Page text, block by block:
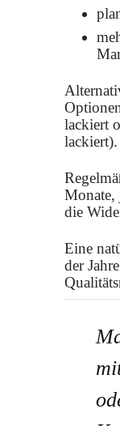
lackiert
lackiert).
Monate,
die
Eine
der